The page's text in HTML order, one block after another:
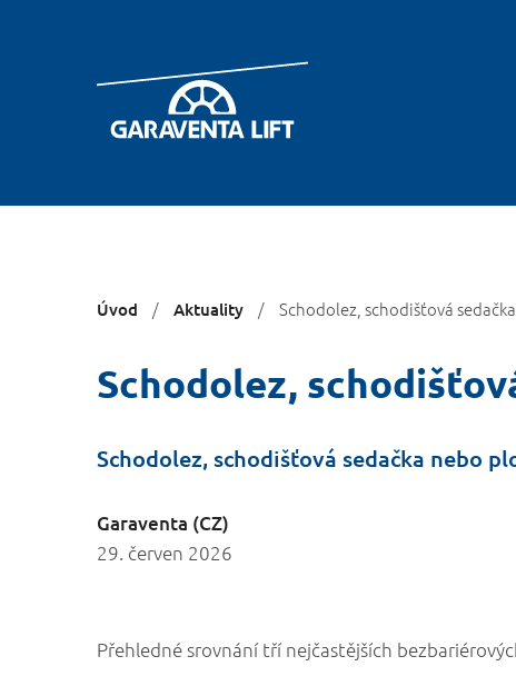
Úvod Aktuality Schodolez, schodišťová
Schodolez,
Schodolez, schodišťová sedačka nebo
Garaventa (CZ)
29. červen 2026
Přehledné srovnání tří nejčastějších